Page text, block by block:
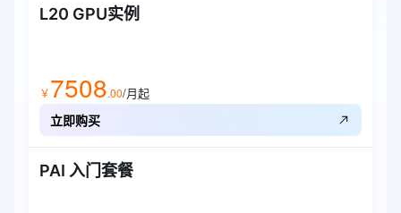
L20 GPU实例
￥7508.00/月起
立即购买
PAI 入门套餐